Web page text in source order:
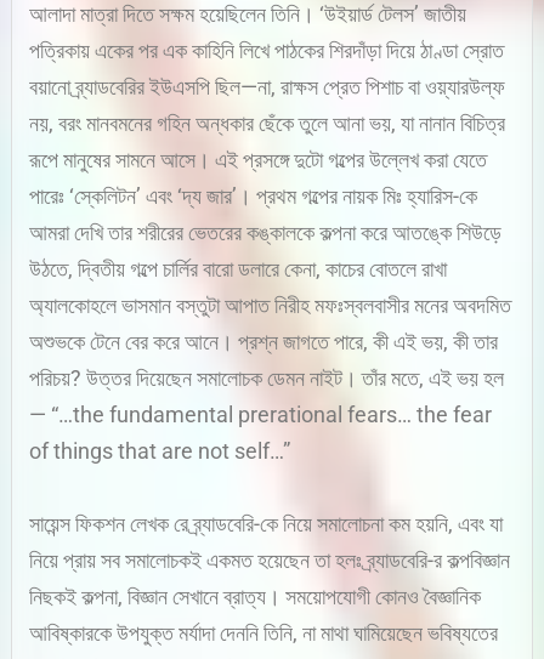
আলাদা মাত্রা দিতে সক্ষম হয়েছিলেন তিনি। ‘উইয়ার্ড টেলস’ জাতীয়
পত্রিকায় একের পর এক কাহিনি লিখে পাঠকের শিরদাঁড়া দিয়ে ঠাণ্ডা স্রোত
বয়ানো ব্র্যাডবেরির ইউএসপি ছিল—না, রাক্ষস প্রেত পিশাচ বা ওয়্যারউল্ফ
নয়, বরং মানবমনের গহিন অন্ধকার ছেঁকে তুলে আনা ভয়, যা নানান বিচিত্র
রূপে মানুষের সামনে আসে। এই প্রসঙ্গে দুটো গল্পের উল্লেখ করা যেতে
পারেঃ ‘স্কেলিটন’ এবং ‘দ্য জার’। প্রথম গল্পের নায়ক মিঃ হ্যারিস-কে
আমরা দেখি তার শরীরের ভেতরের কঙ্কালকে কল্পনা করে আতঙ্কে শিউড়ে
উঠতে, দ্বিতীয় গল্পে চার্লির বারো ডলারে কেনা, কাচের বোতলে রাখা
অ্যালকোহলে ভাসমান বস্তুটা আপাত নিরীহ মফঃস্বলবাসীর মনের অবদমিত
অশুভকে টেনে বের করে আনে। প্রশ্ন জাগতে পারে, কী এই ভয়, কী তার
পরিচয়? উত্তর দিয়েছেন সমালোচক ডেমন নাইট। তাঁর মতে, এই ভয় হল
— “…the fundamental prerational fears… the fear
of things that are not self…”
সায়েন্স ফিকশন লেখক রে ব্র্যাডবেরি-কে নিয়ে সমালোচনা কম হয়নি, এবং যা
নিয়ে প্রায় সব সমালোচকই একমত হয়েছেন তা হলঃ ব্র্যাডবেরি-র কল্পবিজ্ঞান
নিছকই কল্পনা, বিজ্ঞান সেখানে ব্রাত্য। সময়োপযোগী কোনও বৈজ্ঞানিক
আবিষ্কারকে উপযুক্ত মর্যাদা দেননি তিনি, না মাথা ঘামিয়েছেন ভবিষ্যতের